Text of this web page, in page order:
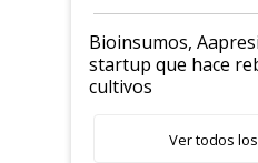
Bioinsumos,
startup que hace
cultivos
Ver todos